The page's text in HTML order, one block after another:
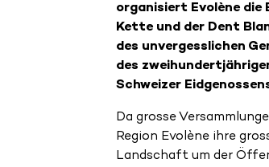
organisiert Evolène die
Kette und der Dent
des unvergesslichen
des
Schweizer
Da grosse
Region Evolène ihre
Landschaft um der